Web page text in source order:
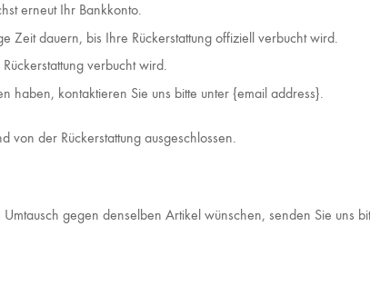
erneut Ihr Bankkonto.
dauern, bis Ihre Rückerstattung offiziell verbucht wird.
verbucht wird.
haben, kontaktieren Sie uns bitte unter {email address}.
von der Rückerstattung ausgeschlossen.
gegen denselben Artikel wünschen, senden Sie uns